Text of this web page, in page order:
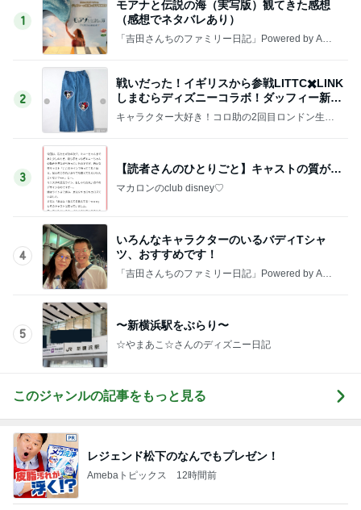
1
モアナと伝説の海（実写版）観てきた感想
（感想でネタバレあり）
「吉田さんちのファミリー日記」Powered by Ame
2
戦いだった！イギリスから参戦LITTC✖️LINK
しまむらディズニーコラボ！ダッフィー新商
品の話
キャラクター大好き！コロ助の2回目ロンドン生活
3
【読者さんのひとりごと】キャストの質が…
マカロンのclub disney♡
4
いろんなキャラクターのいるバディTシャ
ツ、おすすめです！
「吉田さんちのファミリー日記」Powered by Ame
5
〜新横浜駅をぶらり〜
☆やまあこ☆さんのディズニー日記
このジャンルの記事をもっと見る
レジェンド松下のなんでもプレゼン！
Amebaトピックス 12時間前